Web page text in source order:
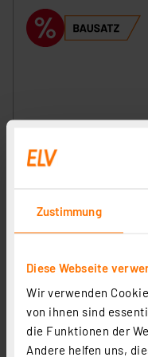
Zustimmung
Diese Webseite
Wir verwenden
von ihnen sind
die Funktionen der
Andere helfen uns,
Artikel-Nr. 142246